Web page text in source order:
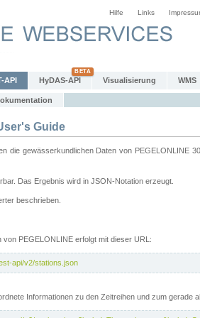
Hilfe Links
API HyDAS-API Visualisierung WMS
Guide
die gewässerkundlichen Daten von
Das Ergebnis wird in JSON-Notation erzeugt.
beschrieben.
PEGELONLINE erfolgt mit dieser URL:
api/v2/stations.json
Informationen zu den Zeitreihen und zum